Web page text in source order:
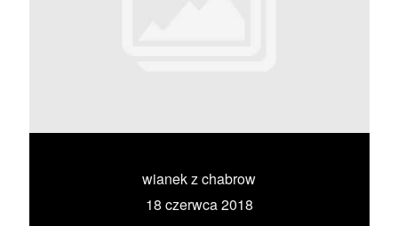
wianek z chabrow
18 czerwca 2018
UMÓW SIĘ ZE MNĄ →